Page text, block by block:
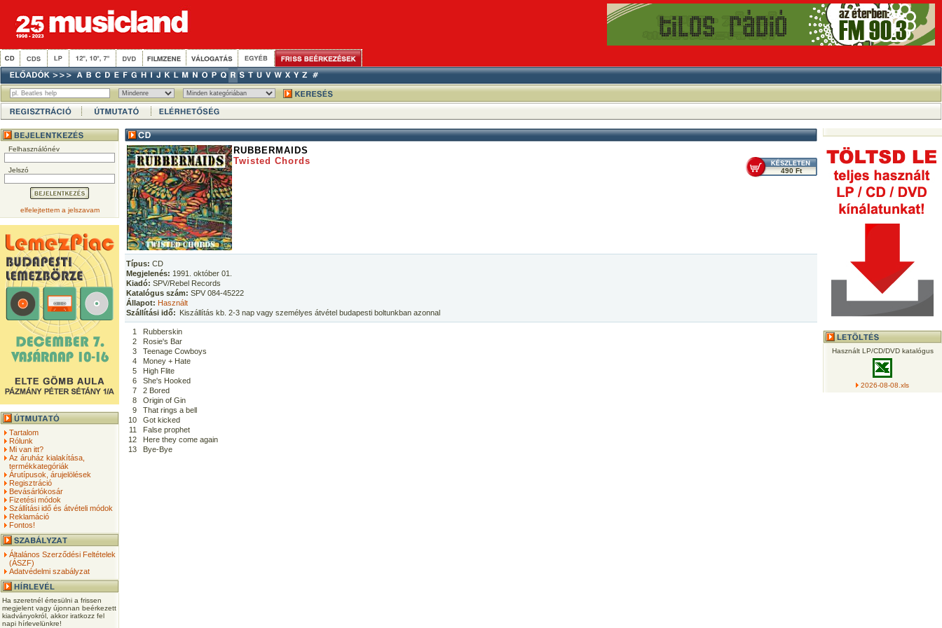
Felhasználónév
Jelszó
elfelejtettem a jelszavam
Tartalom
Rólunk
Mi van itt?
Az áruház kialakítása,
termékkategóriák
Árutípusok, árujelölések
Regisztráció
Bevásárlókosár
Fizetési módok
Szállítási idő és átvételi módok
Reklamáció
Fontos!
Általános Szerződési Feltételek
(ÁSZF)
Adatvédelmi szabályzat
Ha szeretnél értesülni a frissen
megjelent vagy újonnan beérkezett
kiadványokról, akkor iratkozz fel
napi hírlevelünkre!
RUBBERMAIDS
Twisted Chords
490 Ft
Típus: CD
Megjelenés: 1991. október 01.
Kiadó: SPV/Rebel Records
Katalógus szám: SPV 084-45222
Állapot: Használt
Szállítási idő: Kiszállítás kb. 2-3 nap vagy személyes átvétel budapesti boltunkban azonnal
1
Rubberskin
2
Rosie's Bar
3
Teenage Cowboys
4
Money + Hate
5
High Flite
6
She's Hooked
7
2 Bored
8
Origin of Gin
9
That rings a bell
10
Got kicked
11
False prophet
12
Here they come again
13
Bye-Bye
Használt LP/CD/DVD katalógus
2026-08-08.xls